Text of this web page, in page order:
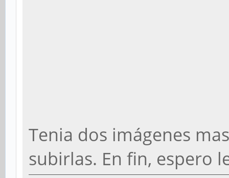
Tenia dos imágenes
subirlas. En fin, espero